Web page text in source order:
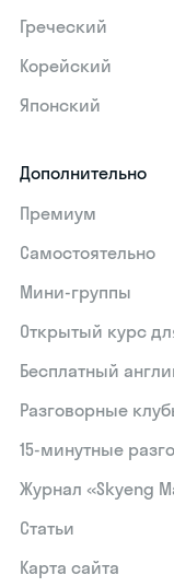
Греческий
Корейский
Японский
Дополнительно
Премиум
Самостоятельно
Мини-группы
Открытый курс
Бесплатный
Разговорные
15‑минутные
Журнал «Skyeng
Статьи
Карта сайта